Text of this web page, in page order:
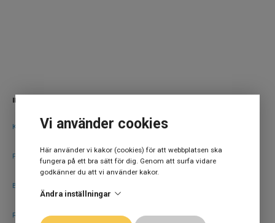
Vi använder cookies
Här använder vi kakor (cookies) för att webbplatsen ska
fungera på ett bra sätt för dig. Genom att surfa vidare
godkänner du att vi använder kakor.
Ändra inställningar
INFORMATION
Köpvillkor
Försäkring
B2B
Rydbergs Premiumkonto